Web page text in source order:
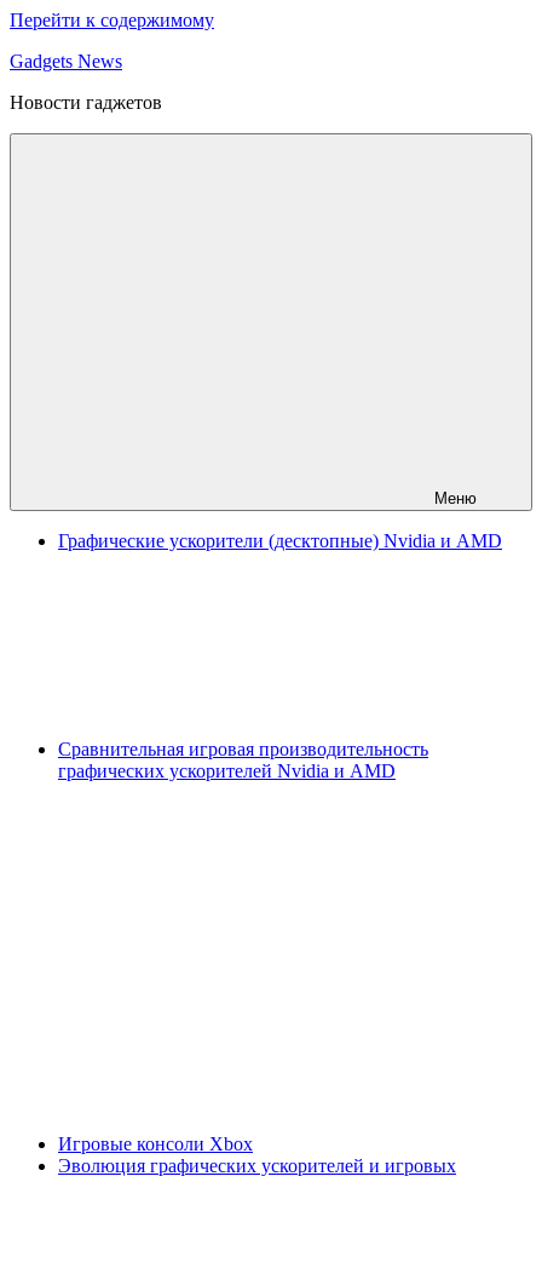
Перейти к содержимому
Gadgets News
Новости гаджетов
Меню
Графические ускорители (десктопные) Nvidia и AMD
Сравнительная игровая производительность
графических ускорителей Nvidia и AMD
Игровые консоли Xbox
Эволюция графических ускорителей и игровых